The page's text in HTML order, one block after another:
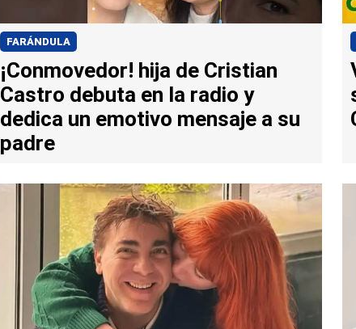
FARÁNDULA
¡Conmovedor! hija de Cristian
Castro debuta en la radio y
dedica un emotivo mensaje a su
padre